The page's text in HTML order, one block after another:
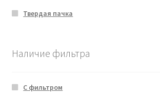
Твердая пачка
Наличие фильтра
С фильтром